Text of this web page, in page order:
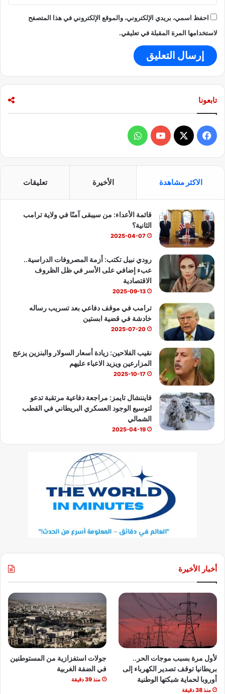
ا
ل
م
احفظ اسمي، بريدي الإلكتروني، والموقع الإلكتروني في هذا المتصفح
لاستخدامها المرة المقبلة في تعليقي.
تابعونا
ي
و
ك
X
Y
T
u
e
ا
ا
ب
الاكثر مشاهدة الأخيرة تعليقات
قائمة الأعداء: من سيبقى آمنًا في ولاية ترامب
الثانية؟
2025-04-07
رودي نبيل تكتب: أزمة المصروفات الدراسية..
عبء إضافي على الأسر في ظل الظروف
الاقتصادية
2025-09-13
ترامب في موقف دفاعي بعد تسريب رساله
خادشة في قضية ابستين
2025-07-20
نقيب الفلاحين: زيادة أسعار السولار والبنزين يزعج
المزارعين ويزيد الاعباء عليهم
2025-10-17
فايننشال تايمز: مراجعة دفاعية مرتقبة تدعو
لتوسيع الوجود العسكري البريطاني في القطب
الشمالي
2025-04-19
أخبار الأخيرة
لأول مرة بسبب موجات الحر..
بريطانيا توقف تصدير الكهرباء إلى
أوروبا لحماية شبكتها الوطنية
منذ 38 دقيقة
جولات استفزازية من المستوطنين
في الضفة الغربية
منذ 39 دقيقة